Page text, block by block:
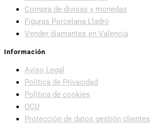
Compra de divisas y monedas
Figuras Porcelana Lladró
Vender diamantes en Valencia
Información
Aviso Legal
Política de Privacidad
Política de cookies
OCU
Protección de datos gestión clientes